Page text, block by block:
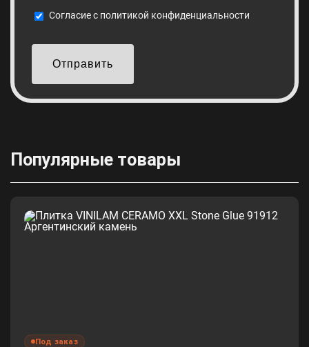
Cогласие с политикой конфиденциальности
Отправить
Популярные товары
Под заказ